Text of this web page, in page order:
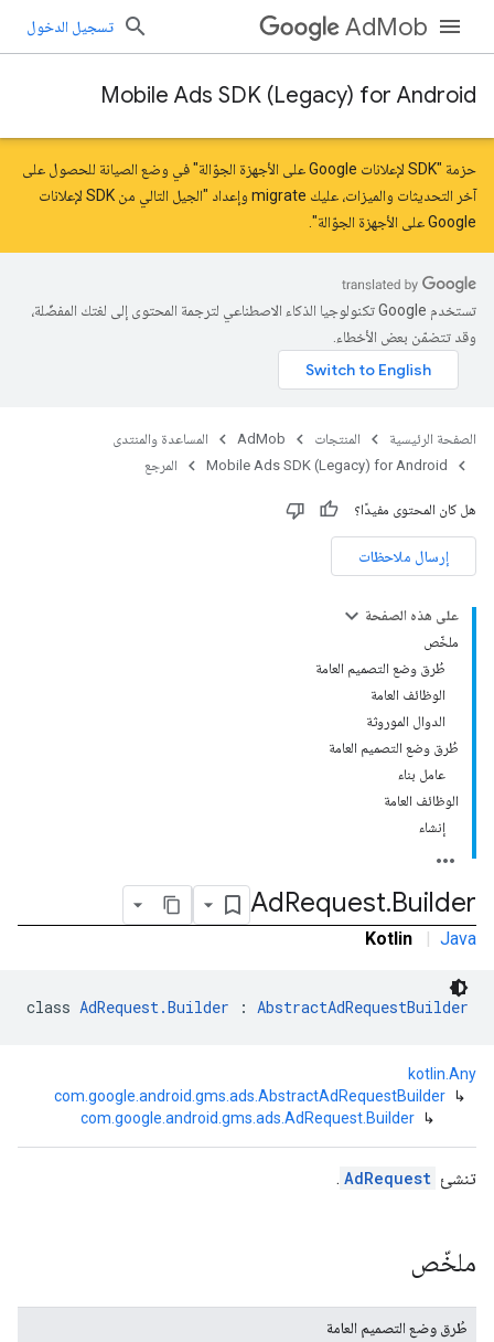
AdMob تسجيل الدخول
Mobile Ads SDK (Legacy) for Android
حزمة "SDK لإعلانات Google على الأجهزة الجوّالة" في وضع الصيانة للحصول على
آخر التحديثات والميزات، عليك migrate و
إعداد "الجيل التالي من SDK لإعلانات
Google على الأجهزة الجوّالة"
تستخدم Google تكنولوجيا الذكاء الاصطناعي لترجمة المحتوى إلى لغتك المفضّلة،
وقد تتضمّن بعض الأخطاء.
الصفحة الرئيسية المنتجات AdMob
المساعدة والمنتدى
Mobile Ads SDK (Legacy) for Android
المرجع
هل كان المحتوى مفيدًا؟
إرسال ملاحظات
على هذه الصفحة
ملخّص
طُرق وضع التصميم العامة
الوظائف العامة
الدوال الموروثة
طُرق وضع التصميم العامة
عامل بناء
الوظائف العامة
إنشاء
AdRequest.Builder
Kotlin | Java
class AdRequest.Builder : AbstractAdRequestBuilder
kotlin.Any
↳
com.google.android.gms.ads.AbstractAdRequestBuilder
↳
com.google.android.gms.ads.AdRequest.Builder
تنشئ AdRequest
.
ملخّص
طُرق وضع التصميم العامة